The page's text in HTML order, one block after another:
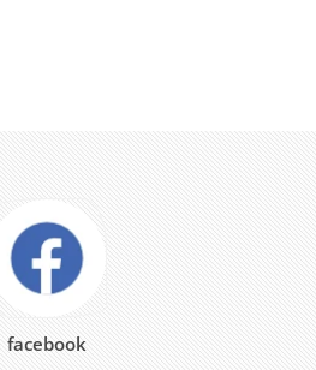
facebook